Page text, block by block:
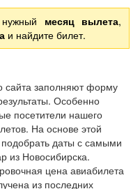
нужный месяц вылета,
и найдите билет.
сайта заполняют форму
Особенно
посетители нашего
На основе этой
даты с самыми
из Новосибирска.
цена авиабилета
из последних